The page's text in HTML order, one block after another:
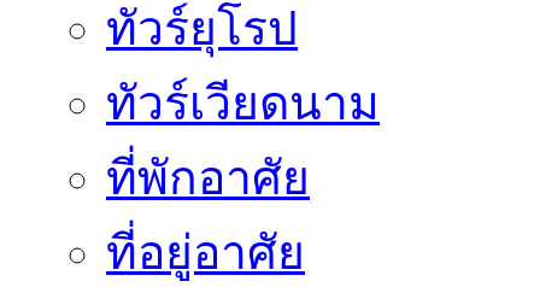
ทัวร์ยุโรป
ทัวร์เวียดนาม
ที่พักอาศัย
ที่อยู่อาศัย